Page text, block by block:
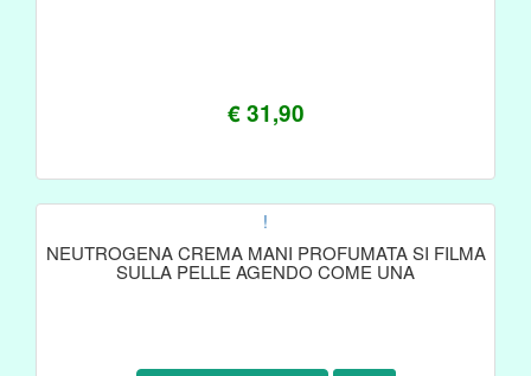
€ 31,90
!
NEUTROGENA CREMA MANI PROFUMATA SI FILMA
SULLA PELLE AGENDO COME UNA